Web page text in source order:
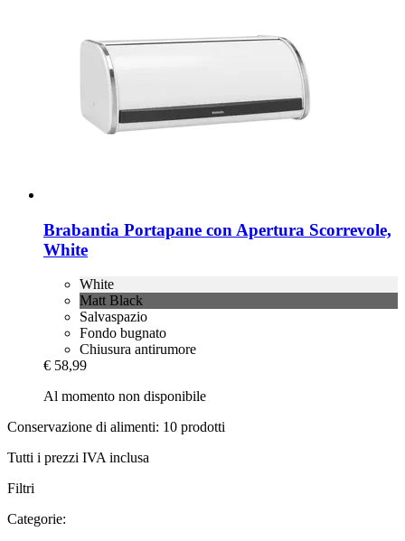
Brabantia Portapane con Apertura Scorrevole,
White
White
Matt Black
Salvaspazio
Fondo bugnato
Chiusura antirumore
€ 58,99
Al momento non disponibile
Conservazione di alimenti: 10 prodotti
Tutti i prezzi IVA inclusa
Filtri
Categorie: